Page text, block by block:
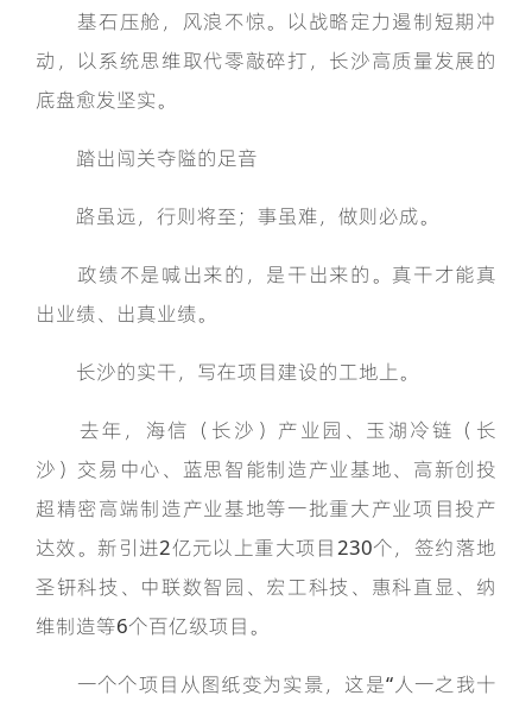
基石压舱，风浪不惊。以战略定力遏制短期冲
动，以系统思维取代零敲碎打，长沙高质量发展的
底盘愈发坚实。
踏出闯关夺隘的足音
路虽远，行则将至；事虽难，做则必成。
政绩不是喊出来的，是干出来的。真干才能真
出业绩、出真业绩。
长沙的实干，写在项目建设的工地上。
去年，海信（长沙）产业园、玉湖冷链（长
沙）交易中心、蓝思智能制造产业基地、高新创投
超精密高端制造产业基地等一批重大产业项目投产
达效。新引进2亿元以上重大项目230个，签约落地
圣钘科技、中联数智园、宏工科技、惠科直显、纳
维制造等6个百亿级项目。
一个个项目从图纸变为实景，这是“人一之我十